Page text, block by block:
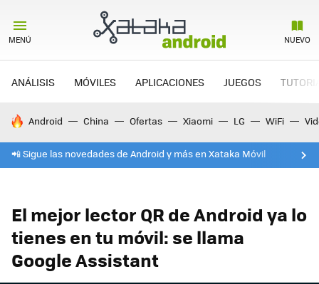
MENÚ NUEVO
ANÁLISIS MÓVILES APLICACIONES JUEGOS
HOY SE HABLA DE
Android China Ofertas Xiaomi LG WiFi
📲 Sigue las novedades de Android y más en Xataka Móvil
El mejor lector QR de Android ya lo
tienes en tu móvil: se llama
Google Assistant